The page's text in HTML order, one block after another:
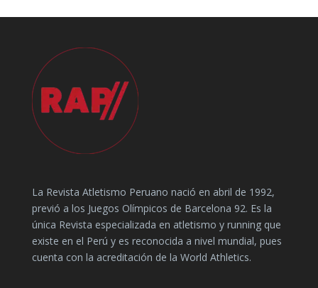
La Revista Atletismo Peruano nació en abril de 1992,
previó a los Juegos Olímpicos de Barcelona 92. Es la
única Revista especializada en atletismo y running que
existe en el Perú y es reconocida a nivel mundial, pues
cuenta con la acreditación de la World Athletics.